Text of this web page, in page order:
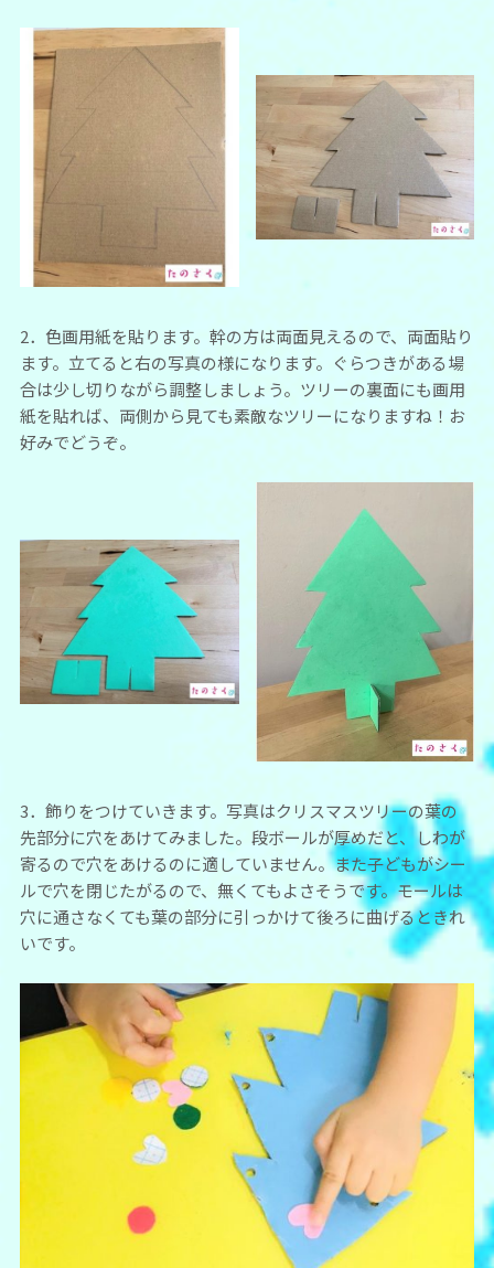
2．色画用紙を貼ります。幹の方は両面見えるので、両面貼り
ます。立てると右の写真の様になります。ぐらつきがある場
合は少し切りながら調整しましょう。ツリーの裏面にも画用
紙を貼れば、両側から見ても素敵なツリーになりますね！お
好みでどうぞ。
3．飾りをつけていきます。写真はクリスマスツリーの葉の
先部分に穴をあけてみました。段ボールが厚めだと、しわが
寄るので穴をあけるのに適していません。また子どもがシー
ルで穴を閉じたがるので、無くてもよさそうです。モールは
穴に通さなくても葉の部分に引っかけて後ろに曲げるときれ
いです。